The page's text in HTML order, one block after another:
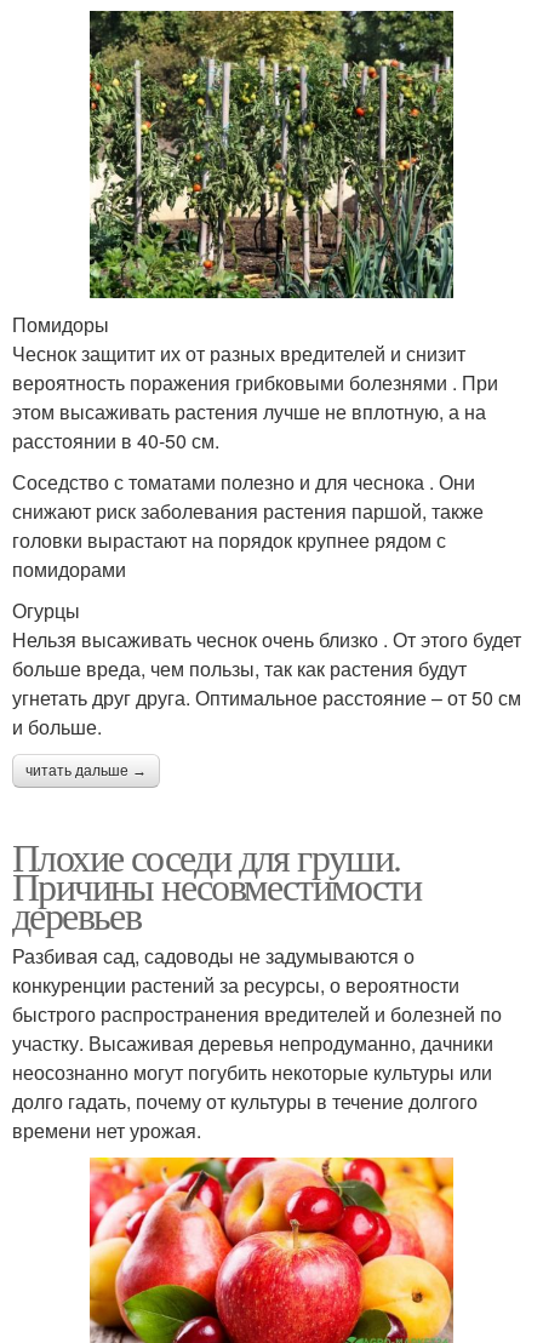
Помидоры
Чеснок защитит их от разных вредителей и снизит
вероятность поражения грибковыми болезнями . При
этом высаживать растения лучше не вплотную, а на
расстоянии в 40-50 см.
Соседство с томатами полезно и для чеснока . Они
снижают риск заболевания растения паршой, также
головки вырастают на порядок крупнее рядом с
помидорами
Огурцы
Нельзя высаживать чеснок очень близко . От этого будет
больше вреда, чем пользы, так как растения будут
угнетать друг друга. Оптимальное расстояние – от 50 см
и больше.
читать дальше →
Плохие соседи для груши.
Причины несовместимости
деревьев
Разбивая сад, садоводы не задумываются о
конкуренции растений за ресурсы, о вероятности
быстрого распространения вредителей и болезней по
участку. Высаживая деревья непродуманно, дачники
неосознанно могут погубить некоторые культуры или
долго гадать, почему от культуры в течение долгого
времени нет урожая.